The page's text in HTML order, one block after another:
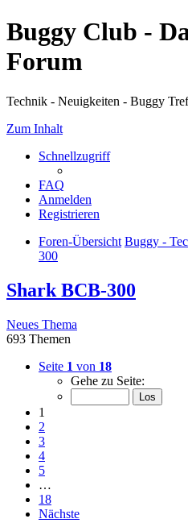
Buggy Club -
Forum
Technik - Neuigkeiten - Buggy
Zum Inhalt
Schnellzugriff
FAQ
Anmelden
Registrieren
Foren-Übersicht Buggy -
300
Shark BCB-300
Neues Thema
693 Themen
Seite 1 von 18
Gehe zu Seite:
1
2
3
4
5
…
18
Nächste